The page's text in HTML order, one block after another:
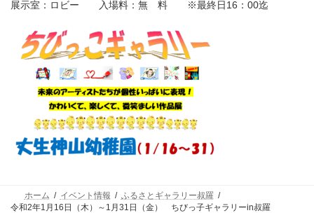
展示室：ロビー 入場料：無 料 ※最終日16：00迄
ホーム イベント情報
ふるさとギャラリー叔羅
令和2年1月16日（木）～1月31日（金） ちびっ子ギャラリーin叔羅